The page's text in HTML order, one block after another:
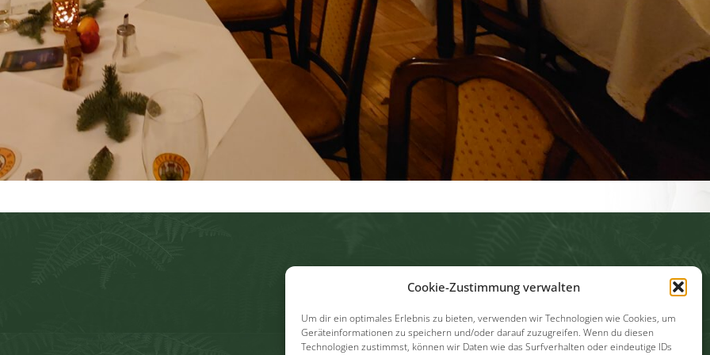
Cookie-Zustimmung verwalten
Um dir ein optimales Erlebnis zu bieten, verwenden wir Technologien wie Cookies, um
Geräteinformationen zu speichern und/oder darauf zuzugreifen. Wenn du diesen
Technologien zustimmst, können wir Daten wie das Surfverhalten oder eindeutige IDs